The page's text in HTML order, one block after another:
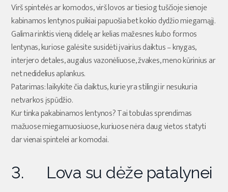
Virš spintelės ar komodos, virš lovos ar tiesiog tuščioje sienoje
kabinamos lentynos puikiai papuošia bet kokio dydžio miegamąjį.
Galima rinktis vieną didelę ar kelias mažesnes kubo formos
lentynas, kuriose galėsite susidėti įvairius daiktus – knygas,
interjero detales, augalus vazonėliuose, žvakes, meno kūrinius ar
net nedidelius aplankus.
Patarimas: laikykite čia daiktus, kurie yra stilingi ir nesukuria
netvarkos įspūdžio.
Kur tinka pakabinamos lentynos? Tai tobulas sprendimas
mažuose miegamuosiuose, kuriuose nėra daug vietos statyti
dar vienai spintelei ar komodai.
3. Lova su dėže patalynei